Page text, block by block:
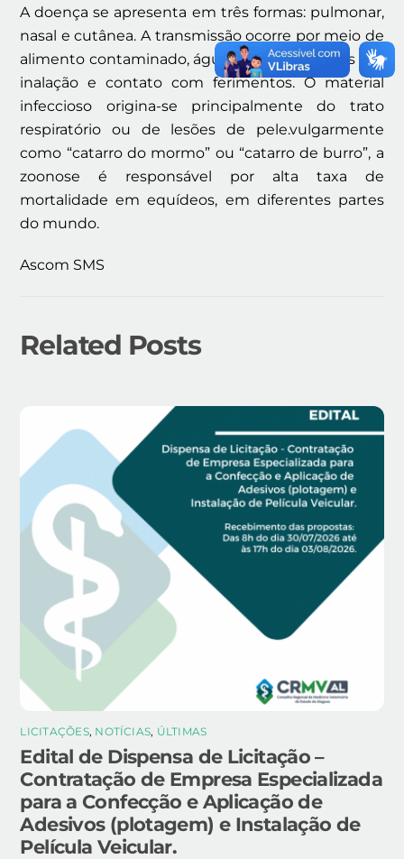
A doença se apresenta em três formas: pulmonar,
nasal e cutânea. A transmissão ocorre por meio de
alimento contaminado, água e, algumas vezes por
inalação e contato com ferimentos. O material
infeccioso origina-se principalmente do trato
respiratório ou de lesões de pele.vulgarmente
como “catarro do mormo” ou “catarro de burro”, a
zoonose é responsável por alta taxa de
mortalidade em equídeos, em diferentes partes
do mundo.
Ascom SMS
Related Posts
LICITAÇÕES, NOTÍCIAS, ÚLTIMAS
Edital de Dispensa de Licitação –
Contratação de Empresa Especializada
para a Confecção e Aplicação de
Adesivos (plotagem) e Instalação de
Película Veicular.